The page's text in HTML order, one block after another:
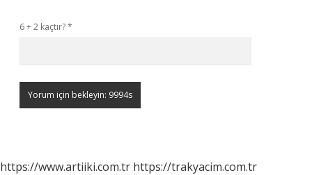
6 + 2 kaçtır?*
https://www.artiiki.com.tr https://trakyacim.com.tr